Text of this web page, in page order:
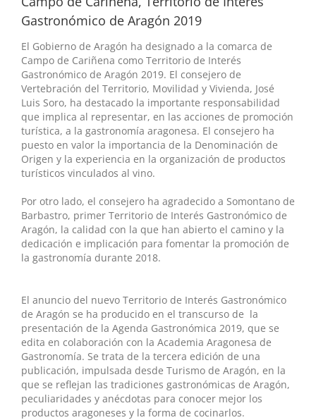
Gastronómico de Aragón 2019
El Gobierno de Aragón ha designado a la comarca de
Campo de Cariñena como Territorio de Interés
Gastronómico de Aragón 2019. El consejero de
Vertebración del Territorio, Movilidad y Vivienda, José
Luis Soro, ha destacado la importante responsabilidad
que implica al representar, en las acciones de promoción
turística, a la gastronomía aragonesa. El consejero ha
puesto en valor la importancia de la Denominación de
Origen y la experiencia en la organización de productos
turísticos vinculados al vino.
Por otro lado, el consejero ha agradecido a Somontano de
Barbastro, primer Territorio de Interés Gastronómico de
Aragón, la calidad con la que han abierto el camino y la
dedicación e implicación para fomentar la promoción de
la gastronomía durante 2018.
El anuncio del nuevo Territorio de Interés Gastronómico
de Aragón se ha producido en el transcurso de la
presentación de la Agenda Gastronómica 2019, que se
edita en colaboración con la Academia Aragonesa de
Gastronomía. Se trata de la tercera edición de una
publicación, impulsada desde Turismo de Aragón, en la
que se reflejan las tradiciones gastronómicas de Aragón,
peculiaridades y anécdotas para conocer mejor los
productos aragoneses y la forma de cocinarlos.